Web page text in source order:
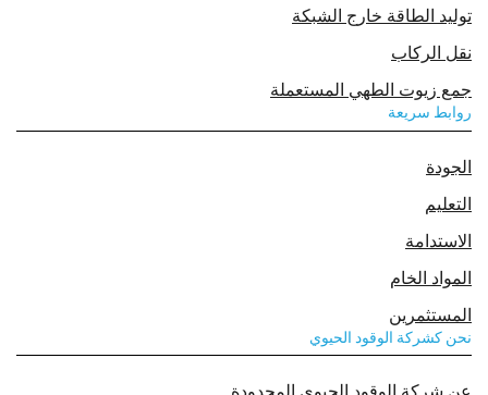
توليد الطاقة خارج الشبكة
نقل الركاب
جمع زيوت الطهي المستعملة
روابط سريعة
الجودة
التعليم
الاستدامة
المواد الخام
المستثمرين
نحن كشركة الوقود الحيوي